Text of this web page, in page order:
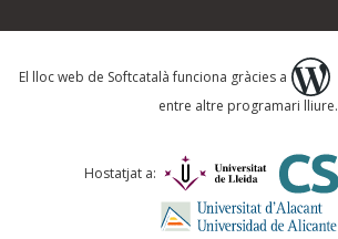
Què proposeu?
Comentari *
El lloc web de Softcatalà funciona gràcies a
entre altre programari lliure.
Hostatjat a: